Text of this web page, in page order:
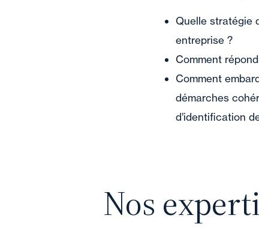
Quelle stratégie
entreprise ?
Comment
Comment
démarches
d’identification
Nos